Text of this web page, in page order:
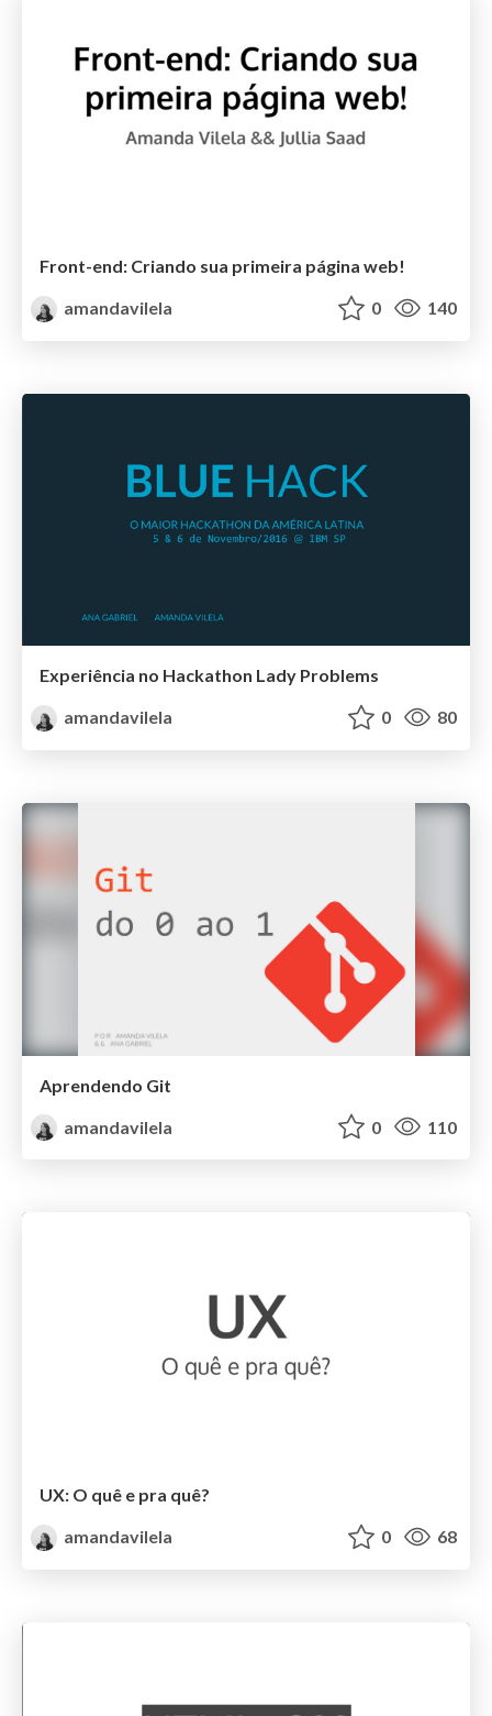
Front-end: Criando sua primeira página web!
amandavilela
0 140
Experiência no Hackathon Lady Problems
amandavilela
0 80
Aprendendo Git
amandavilela
0 110
UX: O quê e pra quê?
amandavilela
0 68